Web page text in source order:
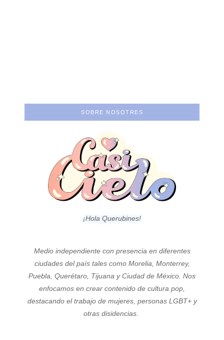
SOBRE NOSOTRES
¡Hola Querubines!
Medio independiente con presencia en diferentes
ciudades del país tales como Morelia, Monterrey,
Puebla, Querétaro, Tijuana y Ciudad de México. Nos
enfocamos en crear contenido de cultura pop,
destacando el trabajo de mujeres, personas LGBT+ y
otras disidencias.